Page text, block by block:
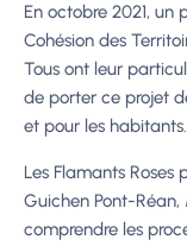
En octobre 2021, un
Cohésion des
Tous ont leur
de porter ce projet
et pour les habitants.
Les Flamants Roses
Guichen Pont-
comprendre les